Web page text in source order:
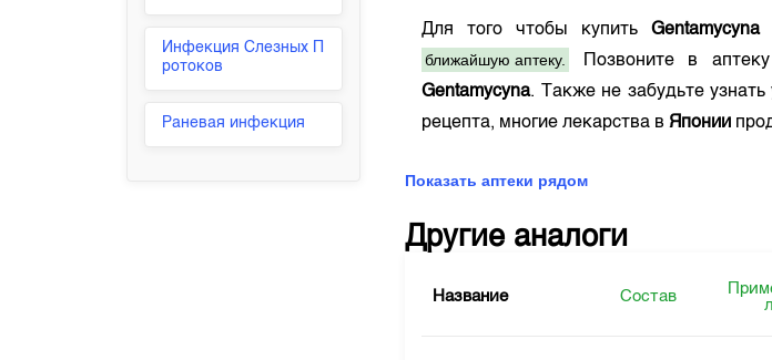
Инфекция Слезных П
ротоков
Раневая инфекция
Для того чтобы купить Gentamycyna
ближайшую аптеку.
Позвоните в
Gentamycyna. Также не забудьте
рецепта, многие лекарства вЯпонии
Показать аптеки рядом
Другие аналоги
Название Состав